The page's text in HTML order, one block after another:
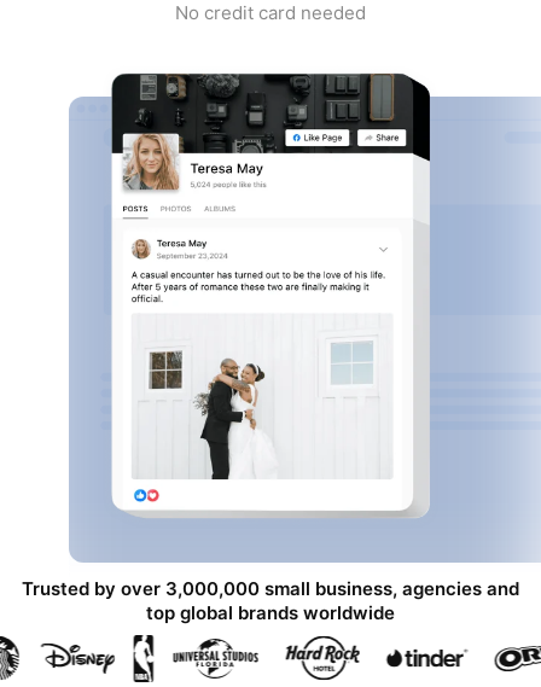
No credit card needed
Trusted by over 3,000,000 small business, agencies and
top global brands worldwide